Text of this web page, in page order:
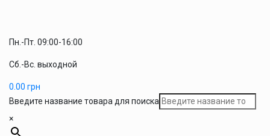
Пн.-Пт. 09:00-16:00
Сб.-Вс. выходной
0.00 грн
Введите название товара для поиска
×